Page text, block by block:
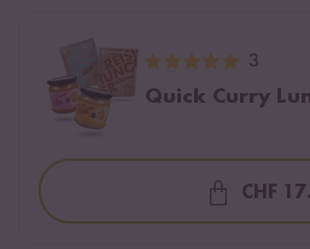
3
Quick Curry
CHF